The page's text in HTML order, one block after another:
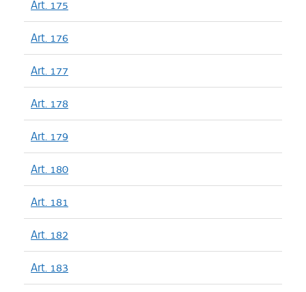
Art. 175
Art. 176
Art. 177
Art. 178
Art. 179
Art. 180
Art. 181
Art. 182
Art. 183